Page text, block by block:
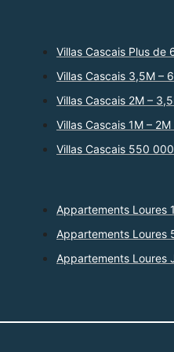
Villas Cascais Plus de
Villas Cascais 3,5M –
Villas Cascais 2M –
Villas Cascais 1M – 2M
Villas Cascais 550
Appartements Loures
Appartements Loures
Appartements Loures